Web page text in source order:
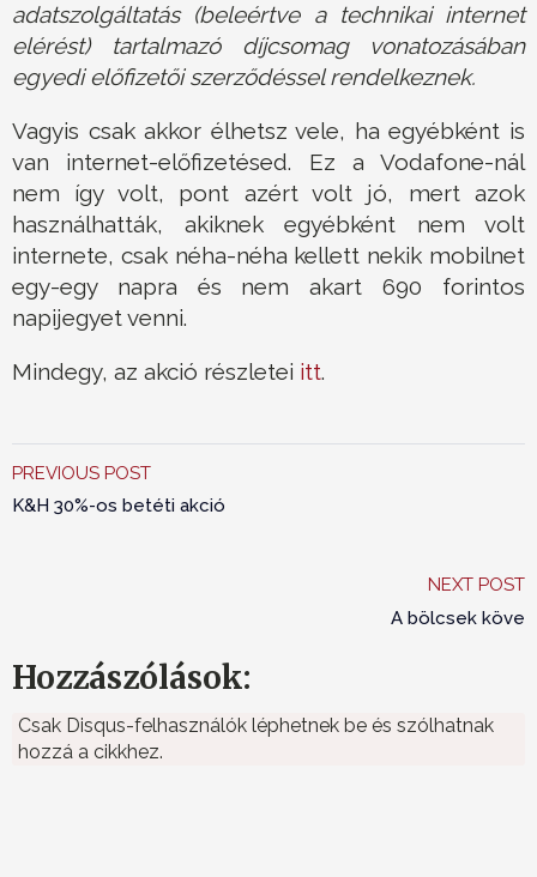
adatszolgáltatás (beleértve a technikai internet
elérést) tartalmazó díjcsomag vonatozásában
egyedi előfizetői szerződéssel rendelkeznek.
Vagyis csak akkor élhetsz vele, ha egyébként is
van internet-előfizetésed. Ez a Vodafone-nál
nem így volt, pont azért volt jó, mert azok
használhatták, akiknek egyébként nem volt
internete, csak néha-néha kellett nekik mobilnet
egy-egy napra és nem akart 690 forintos
napijegyet venni.
Mindegy, az akció részletei itt.
PREVIOUS POST
K&H 30%-os betéti akció
NEXT POST
A bölcsek köve
Hozzászólások:
Csak Disqus-felhasználók léphetnek be és szólhatnak
hozzá a cikkhez.